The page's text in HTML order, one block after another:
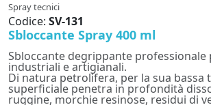
Spray tecnici
Codice: SV-131
Sbloccante Spray 400 ml
Sbloccante degrippante professionale
industriali e artigianali.
Di natura petrolifera, per la sua bassa
superficiale penetra in profondità
ruggine, morchie resinose, residui di